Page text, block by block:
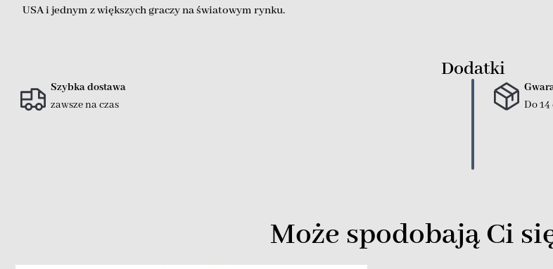
USA i jednym z większych graczy na światowym rynku.
Dodatki
Szybka dostawa
zawsze na czas
Do
Może spodobają Ci